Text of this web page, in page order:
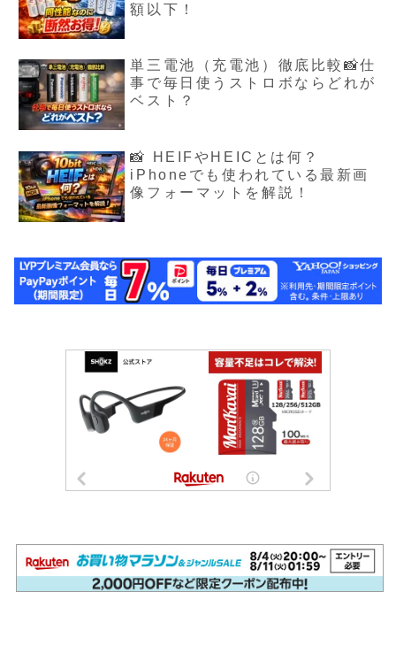
額以下！
単三電池（充電池）徹底比較📸仕
事で毎日使うストロボならどれが
ベスト？
📸 HEIFやHEICとは何？
iPhoneでも使われている最新画
像フォーマットを解説！